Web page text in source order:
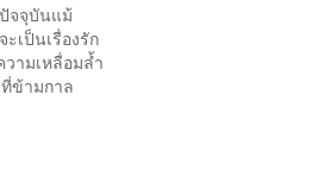
จจุบันแม้
เป็นเรื่องรัก
ามเหลื่อมล้ำ
ข้ามกาล